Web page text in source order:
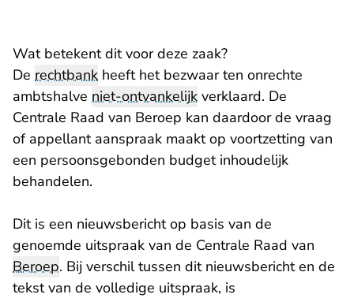
Wat betekent dit voor deze zaak?
De rechtbank heeft het bezwaar ten onrechte
ambtshalve niet-ontvankelijk verklaard. De
Centrale Raad van Beroep kan daardoor de vraag
of appellant aanspraak maakt op voortzetting van
een persoonsgebonden budget inhoudelijk
behandelen.
Dit is een nieuwsbericht op basis van de
genoemde uitspraak van de Centrale Raad van
Beroep. Bij verschil tussen dit nieuwsbericht en de
tekst van de volledige uitspraak, is